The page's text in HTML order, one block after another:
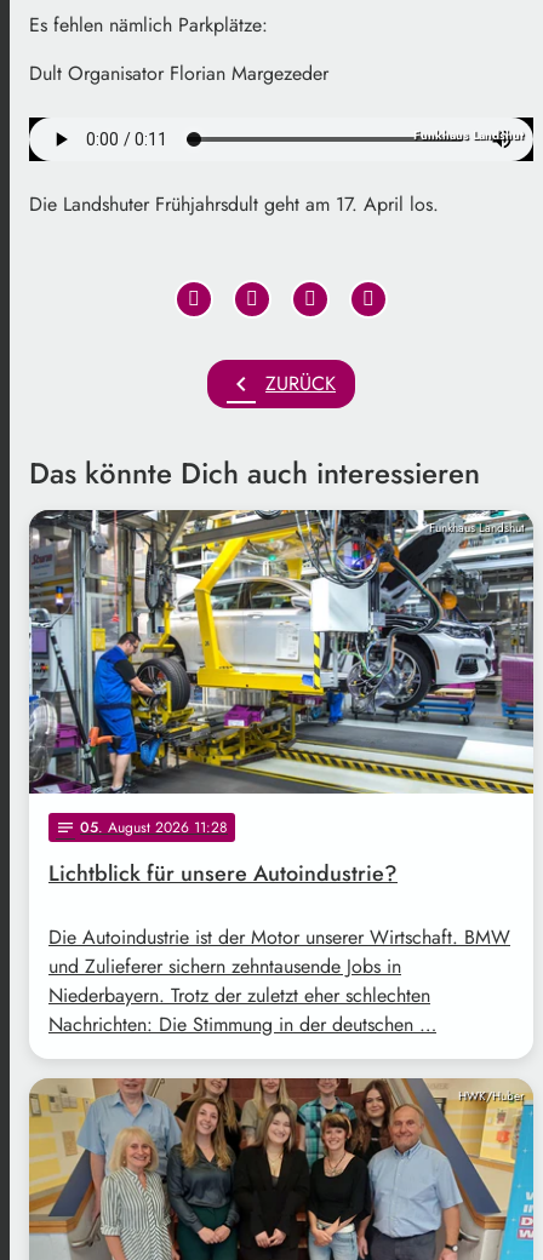
Es fehlen nämlich Parkplätze:
Dult Organisator Florian Margezeder
Funkhaus Landshut
Die Landshuter Frühjahrsdult geht am 17. April los.
chevron_left ZURÜCK
Das könnte Dich auch interessieren
Funkhaus Landshut
notes 05. August 2026 11:28
Lichtblick für unsere Autoindustrie?
Die Autoindustrie ist der Motor unserer Wirtschaft. BMW
und Zulieferer sichern zehntausende Jobs in
Niederbayern. Trotz der zuletzt eher schlechten
Nachrichten: Die Stimmung in der deutschen …
HWK/Huber